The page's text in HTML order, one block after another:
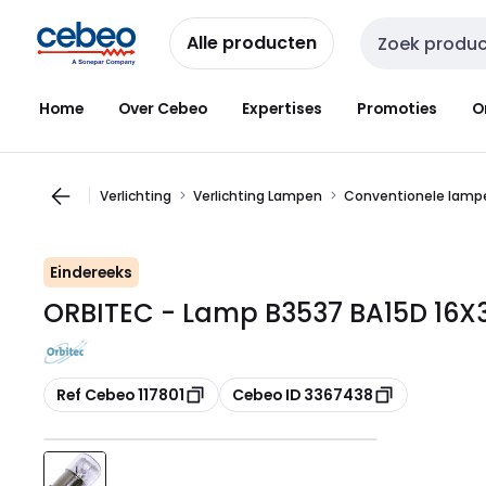
naar
navigatie
naar
inhoud
Alle producten Zoekveld invoer
Home Over Cebeo Expertises Promoties
Verlichting Verlichting Lampen Conventionele
Eindereeks
ORBITEC - Lamp B3537 BA15D
Kopiëren
Ref Cebeo 117801 Kopiëren
Cebeo ID 3367438